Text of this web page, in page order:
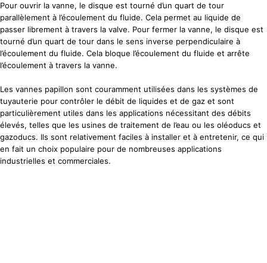
Pour ouvrir la vanne, le disque est tourné d’un quart de tour
parallèlement à l’écoulement du fluide. Cela permet au liquide de
passer librement à travers la valve. Pour fermer la vanne, le disque est
tourné d’un quart de tour dans le sens inverse perpendiculaire à
l’écoulement du fluide. Cela bloque l’écoulement du fluide et arrête
l’écoulement à travers la vanne.
Les vannes papillon sont couramment utilisées dans les systèmes de
tuyauterie pour contrôler le débit de liquides et de gaz et sont
particulièrement utiles dans les applications nécessitant des débits
élevés, telles que les usines de traitement de l’eau ou les oléoducs et
gazoducs. Ils sont relativement faciles à installer et à entretenir, ce qui
en fait un choix populaire pour de nombreuses applications
industrielles et commerciales.